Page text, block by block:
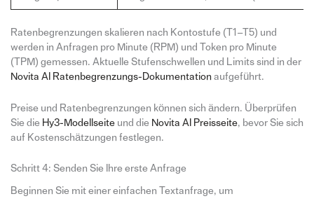
Ratenbegrenzungen skalieren nach Kontostufe (T1–T5) und
werden in Anfragen pro Minute (RPM) und Token pro Minute
(TPM) gemessen. Aktuelle Stufenschwellen und Limits sind in der
Novita AI Ratenbegrenzungs-Dokumentationaufgeführt.
Preise und Ratenbegrenzungen können sich ändern. Überprüfen
Sie die Hy3-Modellseiteund die Novita AI Preisseite, bevor Sie sich
auf Kostenschätzungen festlegen.
Schritt 4: Senden Sie Ihre erste Anfrage
Beginnen Sie mit einer einfachen Textanfrage, um